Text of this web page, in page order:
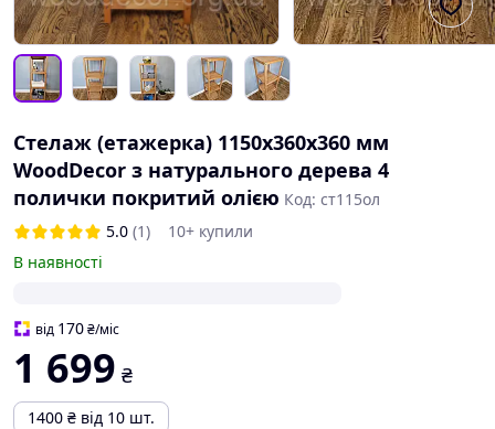
Стелаж (етажерка) 1150х360х360 мм
WoodDecor з натурального дерева 4
полички покритий олією Код: ст115ол
5.0 (1)
10+ купили
В наявності
від 170₴/міс
1 699 ₴
1400 ₴ від 10 шт.